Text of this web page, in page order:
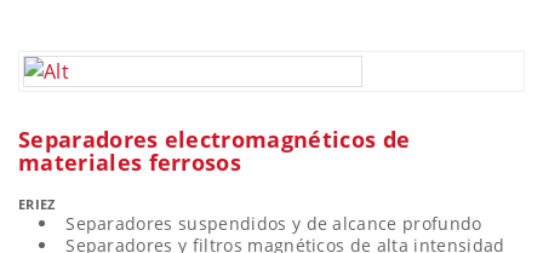
Separadores electromagnéticos de
materiales ferrosos
ERIEZ
Separadores suspendidos y de alcance profundo
Separadores y filtros magnéticos de alta intensidad